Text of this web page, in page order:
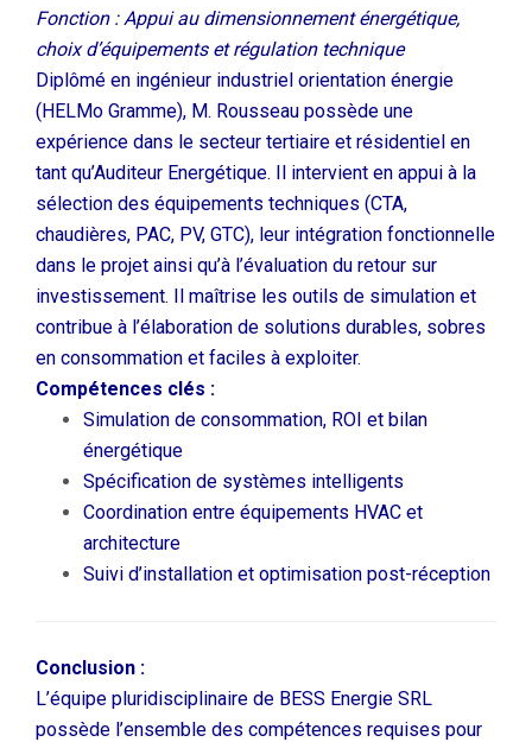
Fonction : Appui au dimensionnement énergétique,
choix d’équipements et régulation technique
Diplômé en ingénieur industriel orientation énergie
(HELMo Gramme), M. Rousseau possède une
expérience dans le secteur tertiaire et résidentiel en
tant qu’Auditeur Energétique. Il intervient en appui à la
sélection des équipements techniques (CTA,
chaudières, PAC, PV, GTC), leur intégration fonctionnelle
dans le projet ainsi qu’à l’évaluation du retour sur
investissement. Il maîtrise les outils de simulation et
contribue à l’élaboration de solutions durables, sobres
en consommation et faciles à exploiter.
Compétences clés :
Simulation de consommation, ROI et bilan
énergétique
Spécification de systèmes intelligents
Coordination entre équipements HVAC et
architecture
Suivi d’installation et optimisation post-réception
Conclusion :
L’équipe pluridisciplinaire de BESS Energie SRL
possède l’ensemble des compétences requises pour